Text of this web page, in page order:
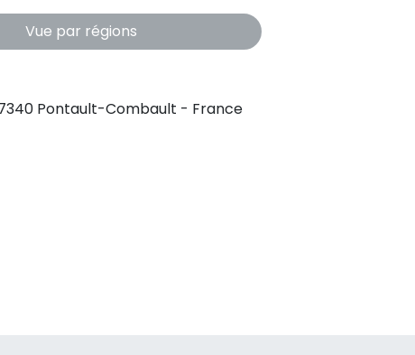
Vue par régions
Pontault-Combault - France